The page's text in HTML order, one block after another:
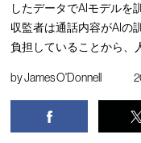
したデータでAIモデルを
収監者は通話内容がAIの
負担していることから、
byJames O'Donnell